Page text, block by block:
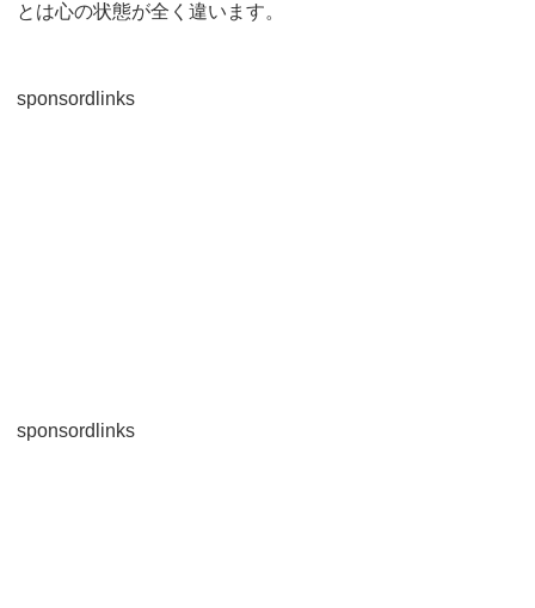
とは心の状態が全く違います。
sponsordlinks
sponsordlinks